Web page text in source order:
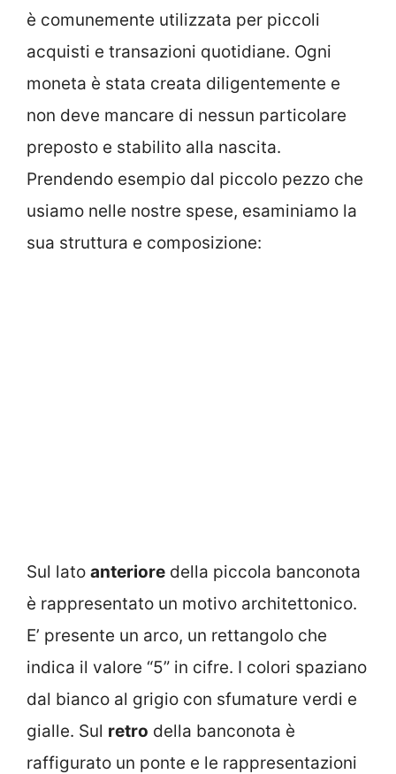
è comunemente utilizzata per piccoli
acquisti e transazioni quotidiane. Ogni
moneta è stata creata diligentemente e
non deve mancare di nessun particolare
preposto e stabilito alla nascita.
Prendendo esempio dal piccolo pezzo che
usiamo nelle nostre spese, esaminiamo la
sua struttura e composizione:
Sul lato anteriore della piccola banconota
è rappresentato un motivo architettonico.
E’ presente un arco, un rettangolo che
indica il valore “5” in cifre. I colori spaziano
dal bianco al grigio con sfumature verdi e
gialle. Sul retro della banconota è
raffigurato un ponte e le rappresentazioni